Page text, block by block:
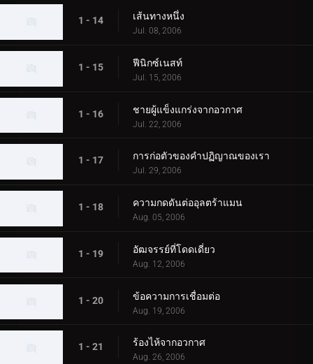
1 - 14 เส้นทางหนึ่ง
Jul. 08, 2006
1 - 15 ฟีนิกซ์เนสท์
Jul. 15, 2006
1 - 16 ชายผู้แข็งแกร่งจากอวกาศ
Jul. 22, 2006
1 - 17 การก่อตัวของคำปฏิญาณของเรา
Jul. 29, 2006
1 - 18 ความกดดันต่ออุลตร้าแมน
Aug. 05, 2006
1 - 19 อัฒจรรย์ที่โดดเดี่ยว
Aug. 12, 2006
1 - 20 ข้อความการเชื่อมต่อ
Aug. 19, 2006
1 - 21 ร้องไห้จากอวกาศ
Aug. 26, 2006